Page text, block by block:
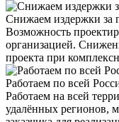
Снижаем издержки за
Возможность
организацией.
проекта при
Работаем по всей
Работаем на всей
удалённых регионов,